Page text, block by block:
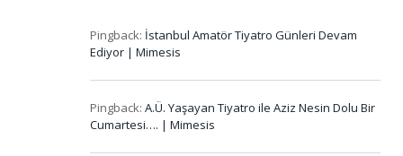
Pingback: İstanbul Amatör Tiyatro Günleri Devam
Ediyor | Mimesis
Pingback: A.Ü. Yaşayan Tiyatro ile Aziz Nesin Dolu Bir
Cumartesi…. | Mimesis